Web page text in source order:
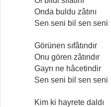
Onda buldu zâtını
Sen seni bil sen seni
Görünen sıfâtındır
Onu gören zâtındır
Gayrı ne hâcetindir
Sen seni bil sen seni
Kim ki hayrete daldı